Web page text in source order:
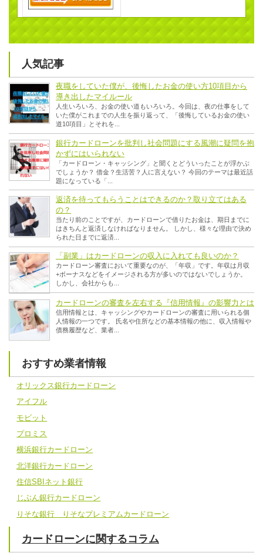
人気記事
夜職をしていた僕が、後悔したお金の使い方10項目から
導き出したマイルール
人生いろいろ、お金の使い道もいろいろ。今回は、夜の仕事をして
いた僕がこれまでの人生を振り返って、「後悔しているお金の使い
道10項目」とそれを...
銀行カードローンを批判し社会問題にする風潮に疑問を抱
かずにはいられない
「カードローン・キャッシング」と聞くとどういったことが浮かぶ
でしょうか？ 借金？生活苦？人に言えない？ 今回のテーマは最近話
題になっている「...
返済を待ってもらうことはできるのか？取り立てはある
の？
当たり前のことですが、カードローンで借りたお金は、期日までに
はきちんと返済しなければなりません。 しかし、様々な理由で決め
られた日までに返済...
「副業」はカードローンの収入に入れても良いのか？
カードローン審査において重要なのが、「年収」です。年収は月収
+ボーナスなどをイメージされる方が多いのではないでしょうか。
しかし、会社からも...
カードローンの審査を左右する『信用情報』の影響力とは
信用情報とは、キャッシングやカードローンの審査に用いられる個
人情報の一つです。 氏名や住所などの基本情報の他に、収入情報や
債務履歴など、業者...
おすすめ業者情報
オリックス銀行カードローン
アイフル
モビット
プロミス
横浜銀行カードローン
北洋銀行カードローン
住信SBIネット銀行
じぶん銀行カードローン
りそな銀行 りそなプレミアムカードローン
カードローンに関するコラム